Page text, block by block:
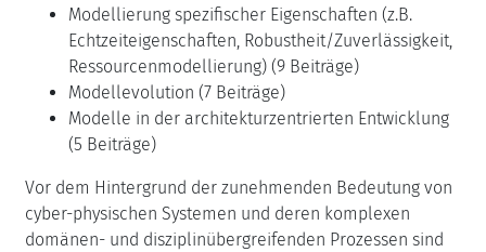
Modellierung spezifischer Eigenschaften (z.B.
Echtzeiteigenschaften, Robustheit/Zuverlässigkeit,
Ressourcenmodellierung) (9 Beiträge)
Modellevolution (7 Beiträge)
Modelle in der architekturzentrierten Entwicklung
(5 Beiträge)
Vor dem Hintergrund der zunehmenden Bedeutung von
cyber-physischen Systemen und deren komplexen
domänen- und disziplinübergreifenden Prozessen sind